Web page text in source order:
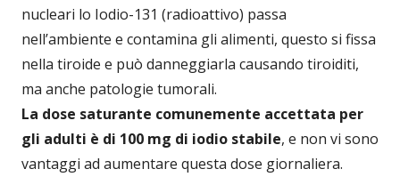
nucleari lo Iodio-131 (radioattivo) passa
nell’ambiente e contamina gli alimenti, questo si fissa
nella tiroide e può danneggiarla causando tiroiditi,
ma anche patologie tumorali.
La dose saturante comunemente accettata per
gli adulti è di 100 mg di iodio stabile, e non vi sono
vantaggi ad aumentare questa dose giornaliera.